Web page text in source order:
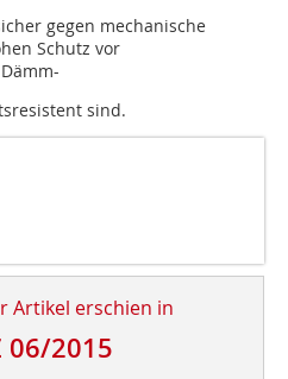
gegen mechanische
Schutz vor
sind.
Artikel erschien in
06/2015